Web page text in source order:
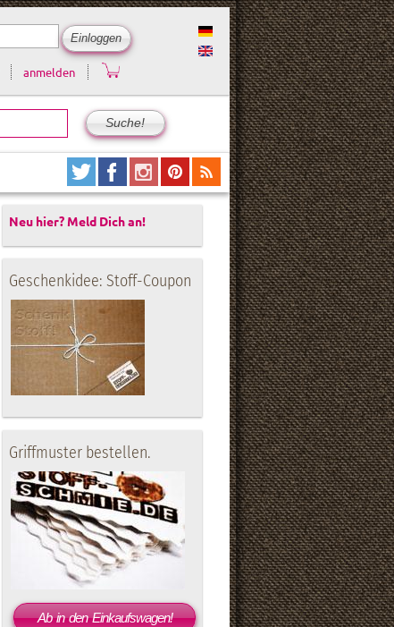
anmelden
Neu hier? Meld Dich an!
Geschenkidee: Stoff-Coupon
Griffmuster bestellen.
Ab in den Einkaufswagen!